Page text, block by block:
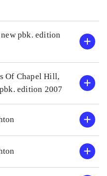
pbk. edition
Of Chapel Hill,
edition 2007